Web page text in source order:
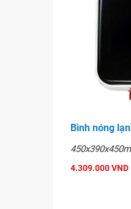
Bình nóng
4.309.000 VND